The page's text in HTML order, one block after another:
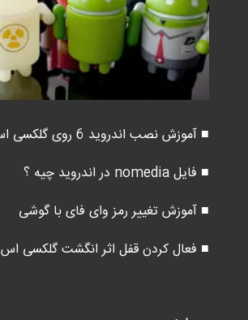
■ آموزش نصب اندروید 6 روی گلکسی اس 5
■ فایل nomedia در اندروید چیه ؟
■ آموزش تغییر رمز وای فای با گوشی
■ فعال کردن قفل اثر انگشت گلکسی اس 7